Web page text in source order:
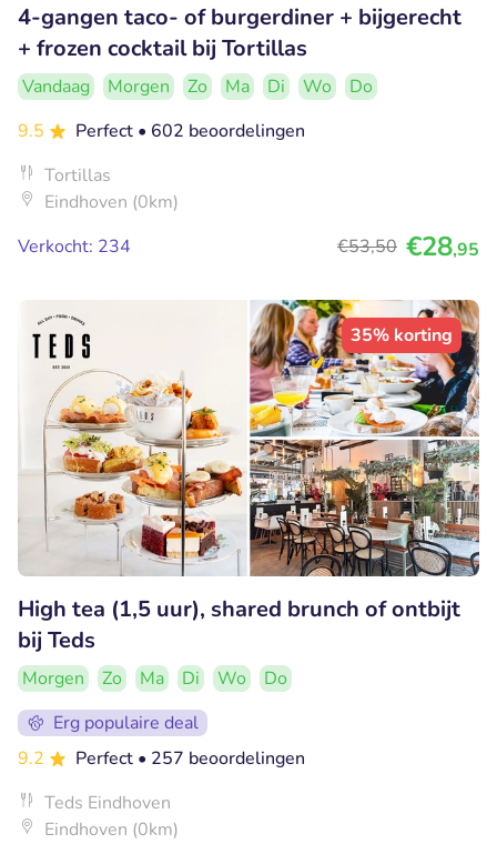
4-gangen taco- of burgerdiner + bijgerecht
+ frozen cocktail bij Tortillas
Vandaag Morgen Zo Ma Di Wo
Do
9.5
Perfect • 602 beoordelingen
Tortillas
Eindhoven (0km)
Verkocht: 234
€53,50 €28,95
35% korting
High tea (1,5 uur), shared brunch of ontbijt
bij Teds
Morgen Zo Ma Di Wo
Do
Erg populaire deal
9.2
Perfect • 257 beoordelingen
Teds Eindhoven
Eindhoven (0km)